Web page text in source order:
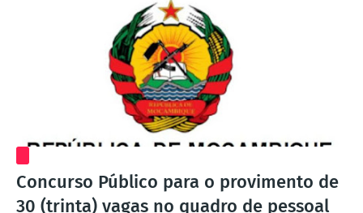
Concurso Público para o provimento de
30 (trinta) vagas no quadro de pessoal